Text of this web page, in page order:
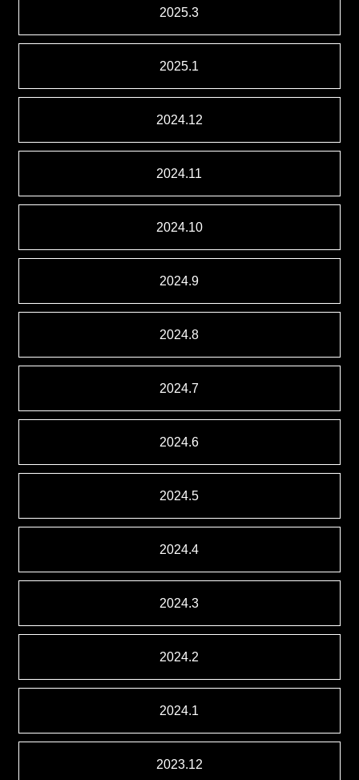
2025.3
2025.1
2024.12
2024.11
2024.10
2024.9
2024.8
2024.7
2024.6
2024.5
2024.4
2024.3
2024.2
2024.1
2023.12